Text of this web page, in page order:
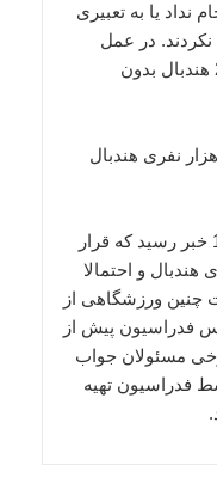
نداد یا به تعبیری
در عمل
مسابقات جام باشگاه های آسیا 2016 هندبال بدون
*نخستین گام‌ها برای ساخت سالن 6 هزار نفری هندبال
سرانجام در روزهای پایانی سال 1394 خبر رسید که قرار
و احتمالا
چنین ورزشگاهی از
فدراسیون پیش از
مسئولان جواب
فدراسیون تهیه